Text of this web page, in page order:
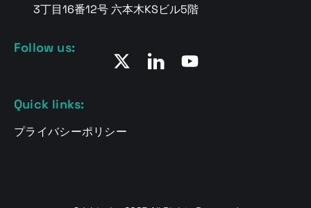
3丁目16番12号 六本木KSビル5階
Quick links:
プライバシーポリシー
Follow us: